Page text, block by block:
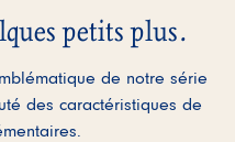
petits plus.
de notre série
des caractéristiques de